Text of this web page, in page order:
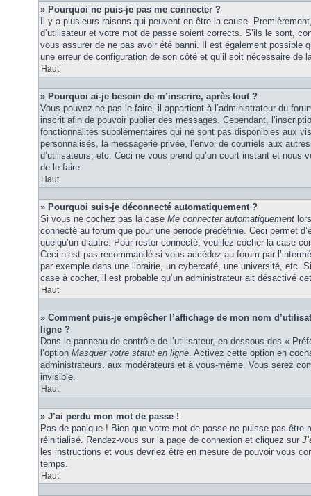
» Pourquoi ne puis-je pas me connecter ?
Il y a plusieurs raisons qui peuvent en être la cause.
d’utilisateur et votre mot de passe soient corrects. S’ils le sont,
vous assurer de ne pas avoir été banni. Il est également possible
une erreur de configuration de son côté et qu’il soit nécessaire de
Haut
» Pourquoi ai-je besoin de m’inscrire, après tout ?
Vous pouvez ne pas le faire, il appartient à l’administrateur du
inscrit afin de pouvoir publier des messages. Cependant,
fonctionnalités supplémentaires qui ne sont pas disponibles aux
personnalisés, la messagerie privée, l’envoi de courriels aux
d’utilisateurs, etc. Ceci ne vous prend qu’un court instant et nous
de le faire.
Haut
» Pourquoi suis-je déconnecté automatiquement ?
Si vous ne cochez pas la case Me connecter automatiquement
connecté au forum que pour une période prédéfinie. Ceci permet
quelqu’un d’autre. Pour rester connecté, veuillez cocher la case
Ceci n’est pas recommandé si vous accédez au forum par
par exemple dans une librairie, un cybercafé, une université, etc.
case à cocher, il est probable qu’un administrateur ait désactivé
Haut
» Comment puis-je empêcher l’affichage de mon nom
ligne ?
Dans le panneau de contrôle de l’utilisateur, en-dessous des «
l’option Masquer votre statut en ligne. Activez cette option en
administrateurs, aux modérateurs et à vous-même. Vous serez
invisible.
Haut
» J’ai perdu mon mot de passe !
Pas de panique ! Bien que votre mot de passe ne puisse pas être
réinitialisé. Rendez-vous sur la page de connexion et cliquez sur
les instructions et vous devriez être en mesure de pouvoir vous
temps.
Haut